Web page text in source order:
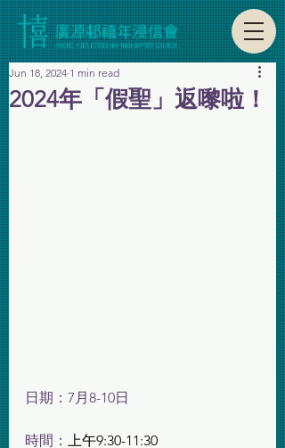
2024年「假聖」返嚟啦！
Jun 18, 2024 1 min read
日期：7月8-10日
時間： 上午9:30-11:30